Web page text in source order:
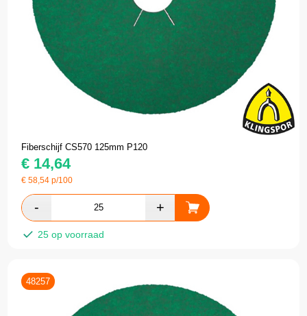
Fiberschijf CS570 125mm P120
€ 14,64
€58,54 p/100
25 op voorraad
48257